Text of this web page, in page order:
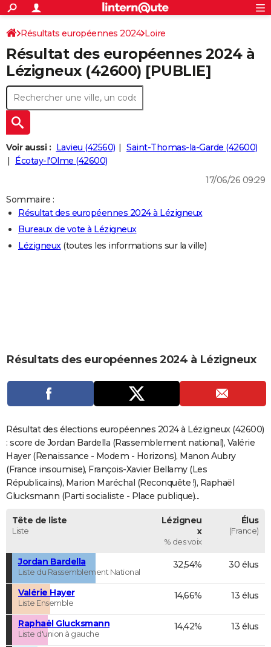
ACTUALITÉS
Politique
Société
Faits Divers
Education
Monde
Villes
+
SPORT
Coupe du monde 2026
Football
Tennis
Cyclisme
Rugby
Forum
CULTURE
Programme TV
TNT
Streaming
Cinéma
Sorties cinéma
Musique
+
FINANCE
Retraite
Impôts
Epargne
Immobilier
Risques naturels par ville
Banque
Assurance
Crédit
AUTO
Essais
Réserver un essai
Citadines
Berlines
SUV
Forum auto
+
HIGH-TECH
Mobiles
Meilleur smartphone
Internet
Ordinateurs
Jeux vidéo
Guide high-tech
BRICOLAGE
Guides de France
Escapades
Patrimoine
Expositions
Musées
Week-end nature
LIFESTYLE
Art de vivre
Bien-être
Loisirs
Mode
Modes de vie
CARTE DE VOEUX
Carte de Noël
Carte Bonne année
Carte Saint-Valentin
Carte Pâques
Carte d'anniversaire
DICTIONNAIRE
Dictionnaire
Biographies
Citations
Expressions
Proverbes
PROGRAMME TV
COPAINS D'AVANT
S'inscrire
Se connecter
Lycées
Collèges
Primaires
Universités
Entreprises
Service militaire
Avis de recherche
AVIS DE DÉCÈS
FORUM
S'inscrire
Connexion
Résultats européennes 2024 Loire
Résultat des européennes 2024 à
Lézigneux (42600) [PUBLIE]
Voir aussi : Lavieu (42560)
Saint-Thomas-la-Garde (42600)
Écotay-l'Olme (42600)
17/06/26 09:29
Sommaire :
Résultat des européennes 2024 à Lézigneux
Bureaux de vote à Lézigneux
Lézigneux(toutes les informations sur la ville)
Résultats des européennes 2024 à Lézigneux
Résultat des élections européennes 2024 à Lézigneux (42600)
: score de Jordan Bardella (Rassemblement national), Valérie
Hayer (Renaissance - Modem - Horizons), Manon Aubry
(France insoumise), François-Xavier Bellamy (Les
Républicains), Marion Maréchal (Reconquête !), Raphaël
Glucksmann (Parti socialiste - Place publique)...
Tête de liste
Liste
Lézigneu
x
% des voix
Élus
(France)
Jordan Bardella
Liste du Rassemblement National
32,54% 30 élus
Valérie Hayer
Liste Ensemble
14,66% 13 élus
Raphaël Glucksmann
Liste d'union à gauche
14,42% 13 élus